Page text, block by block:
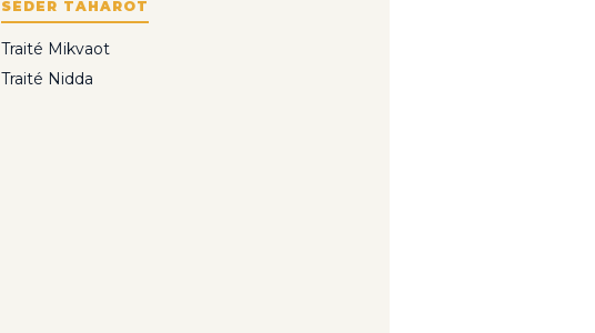
SÉDER TAHAROT
Traité Mikvaot
Traité Nidda